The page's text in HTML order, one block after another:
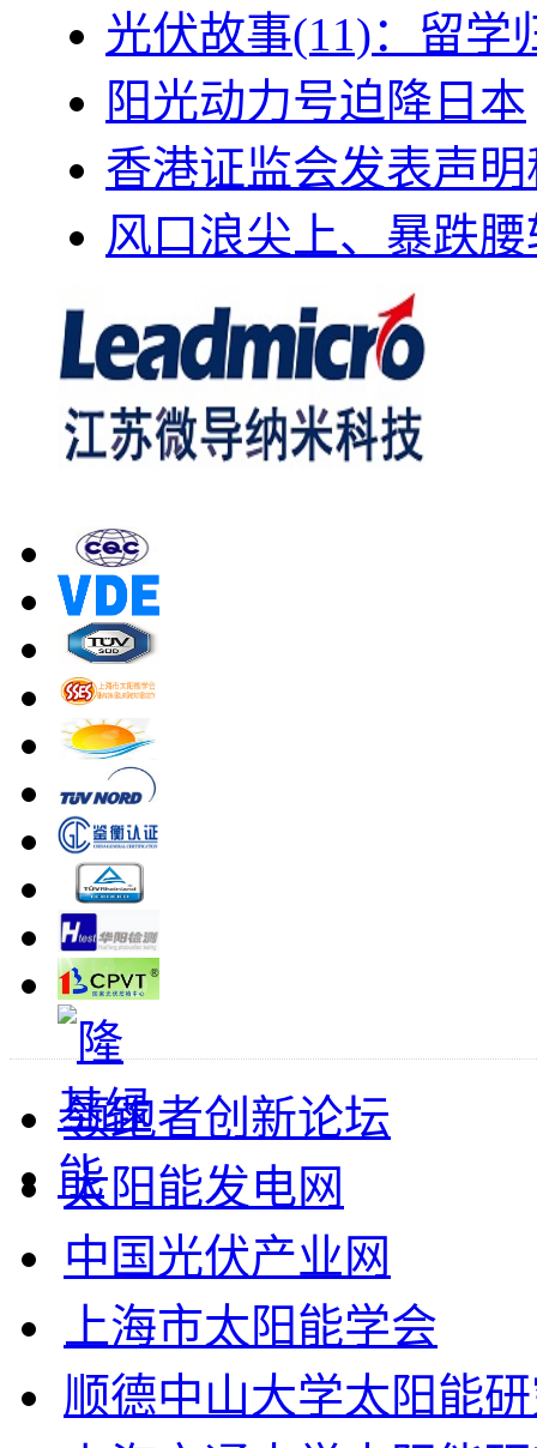
光伏故事(11)：留学
阳光动力号迫降日本
香港证监会发表声
风口浪尖上、暴跌
领跑者创新论坛
太阳能发电网
中国光伏产业网
上海市太阳能学会
顺德中山大学太阳能